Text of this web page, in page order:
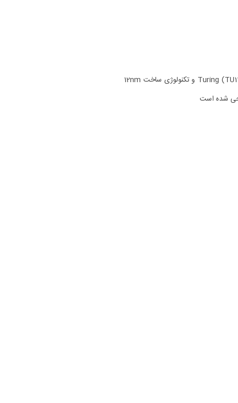
کارت گرافیک NVIDIA Quadro T500 Mobile در دسامبر 2020 معرفی شد. بر پایه معماری Turing (TU117) و تکنولوژی ساخت 12nm